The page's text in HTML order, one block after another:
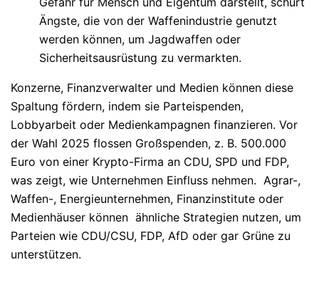
Ängste, die von der Waffenindustrie genutzt
werden können, um Jagdwaffen oder
Sicherheitsausrüstung zu vermarkten.
Konzerne, Finanzverwalter und Medien können diese
Spaltung fördern, indem sie Parteispenden,
Lobbyarbeit oder Medienkampagnen finanzieren. Vor
der Wahl 2025 flossen Großspenden, z. B. 500.000
Euro von einer Krypto-Firma an CDU, SPD und FDP,
was zeigt, wie Unternehmen Einfluss nehmen. Agrar-,
Waffen-, Energieunternehmen, Finanzinstitute oder
Medienhäuser können ähnliche Strategien nutzen, um
Parteien wie CDU/CSU, FDP, AfD oder gar Grüne zu
unterstützen.